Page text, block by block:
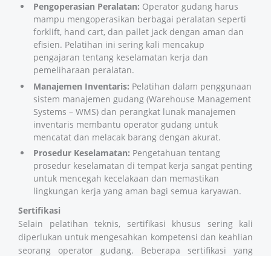
Pengoperasian Peralatan: Operator gudang harus
mampu mengoperasikan berbagai peralatan seperti
forklift, hand cart, dan pallet jack dengan aman dan
efisien. Pelatihan ini sering kali mencakup
pengajaran tentang keselamatan kerja dan
pemeliharaan peralatan.
Manajemen Inventaris: Pelatihan dalam penggunaan
sistem manajemen gudang (Warehouse Management
Systems – WMS) dan perangkat lunak manajemen
inventaris membantu operator gudang untuk
mencatat dan melacak barang dengan akurat.
Prosedur Keselamatan: Pengetahuan tentang
prosedur keselamatan di tempat kerja sangat penting
untuk mencegah kecelakaan dan memastikan
lingkungan kerja yang aman bagi semua karyawan.
Sertifikasi
Selain pelatihan teknis, sertifikasi khusus sering kali
diperlukan untuk mengesahkan kompetensi dan keahlian
seorang operator gudang. Beberapa sertifikasi yang